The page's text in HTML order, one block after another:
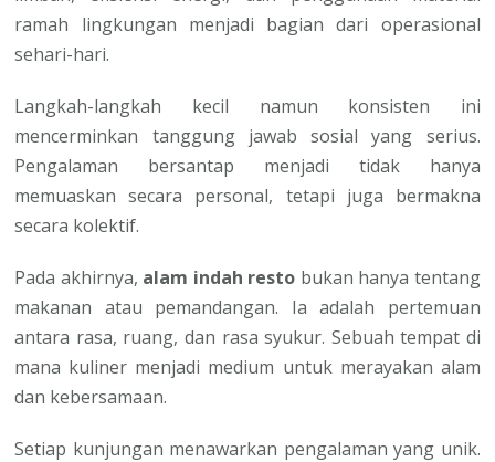
ramah lingkungan menjadi bagian dari operasional
sehari-hari.
Langkah-langkah kecil namun konsisten ini
mencerminkan tanggung jawab sosial yang serius.
Pengalaman bersantap menjadi tidak hanya
memuaskan secara personal, tetapi juga bermakna
secara kolektif.
Pada akhirnya, alam indah resto bukan hanya tentang
makanan atau pemandangan. Ia adalah pertemuan
antara rasa, ruang, dan rasa syukur. Sebuah tempat di
mana kuliner menjadi medium untuk merayakan alam
dan kebersamaan.
Setiap kunjungan menawarkan pengalaman yang unik.